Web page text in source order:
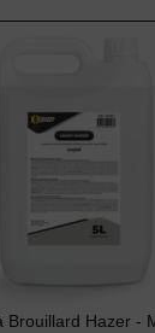
Brouillard Hazer -